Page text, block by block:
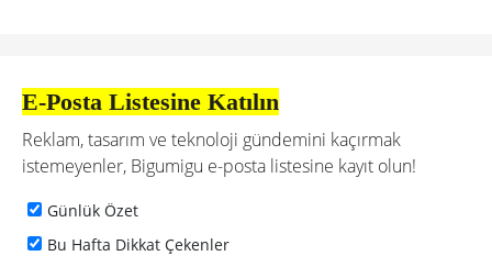
E-Posta Listesine Katılın
Reklam, tasarım ve teknoloji gündemini kaçırmak
istemeyenler, Bigumigu e-posta listesine kayıt olun!
Günlük Özet
Bu Hafta Dikkat Çekenler